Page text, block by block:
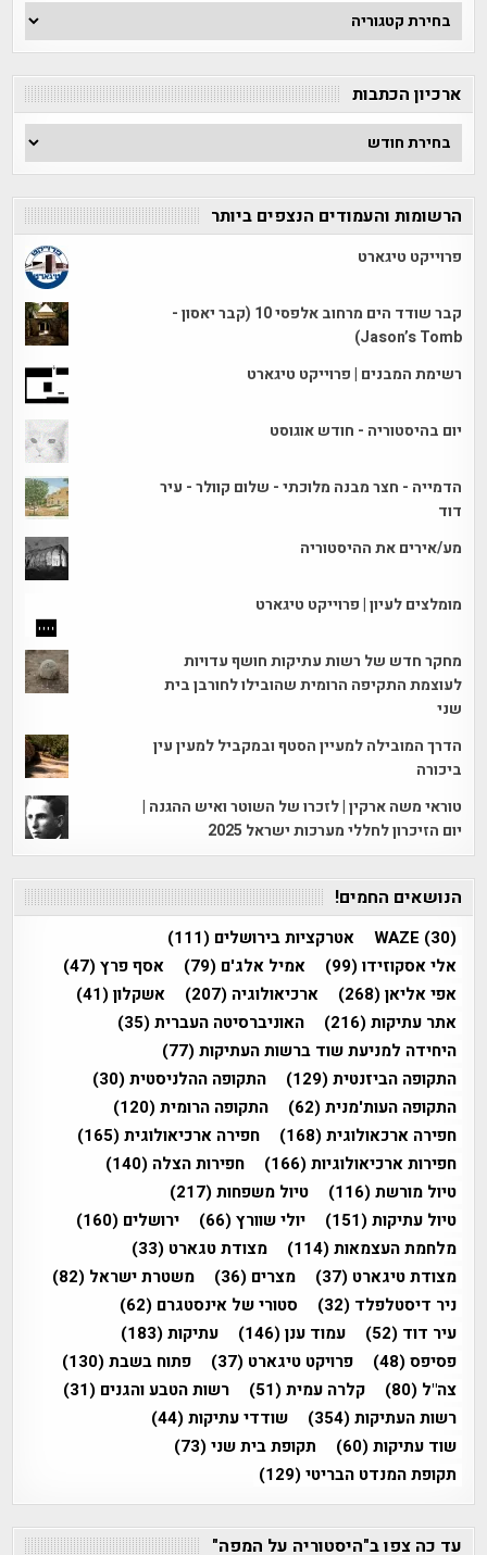
חפש
לפי
ארכיון הכתבות
ארכיון
הכתבות
הרשומות והעמודים הנצפים ביותר
פרוייקט טיגארט
קבר שודד הים מרחוב אלפסי 10 (קבר יאסון -
Jason’s Tomb)
רשימת המבנים | פרוייקט טיגארט
יום בהיסטוריה - חודש אוגוסט
הדמייה - חצר מבנה מלוכתי - שלום קוולר - עיר
דוד
מע/אירים את ההיסטוריה
מומלצים לעיון | פרוייקט טיגארט
מחקר חדש של רשות עתיקות חושף עדויות
לעוצמת התקיפה הרומית שהובילו לחורבן בית
שני
הדרך המובילה למעיין הסטף ובמקביל למעין עין
ביכורה
טוראי משה ארקין | לזכרו של השוטר ואיש ההגנה |
יום הזיכרון לחללי מערכות ישראל 2025
הנושאים החמים!
WAZE (30) אטרקציות בירושלים (111)
אלי אסקוזידו(99) אמיל אלג'ם (79) אסף פרץ(47)
אפי אליאן(268) ארכיאולוגיה (207) אשקלון(41)
אתר עתיקות(216) האוניברסיטה העברית(35)
היחידה למניעת שוד ברשות העתיקות(77)
התקופה הביזנטית(129) התקופה ההלניסטית(30)
התקופה העות'מנית(62) התקופה הרומית(120)
חפירה ארכאולוגית(168) חפירה ארכיאולוגית(165)
חפירות ארכיאולוגיות(166) חפירות הצלה (140)
טיול מורשת(116) טיול משפחות(217)
טיול עתיקות(151) יולי שוורץ(66) ירושלים (160)
מלחמת העצמאות(114) מצודת טגארט (33)
מצודת טיגארט (37) מצרים (36) משטרת ישראל (82)
ניר דיסטלפלד (32) סטורי של אינסטגרם (62)
עיר דוד (52) עמוד ענן(146) עתיקות(183)
פסיפס(48) פרויקט טיגארט (37) פתוח בשבת(130)
צה"ל (80) קלרה עמית(51) רשות הטבע והגנים (31)
רשות העתיקות(354) שודדי עתיקות(44)
שוד עתיקות(60) תקופת בית שני(73)
תקופת המנדט הבריטי(129)
עד כה צפו ב"היסטוריה על המפה"